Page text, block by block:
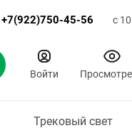
+7(922)750-45-56 с
Войти
Трековый свет